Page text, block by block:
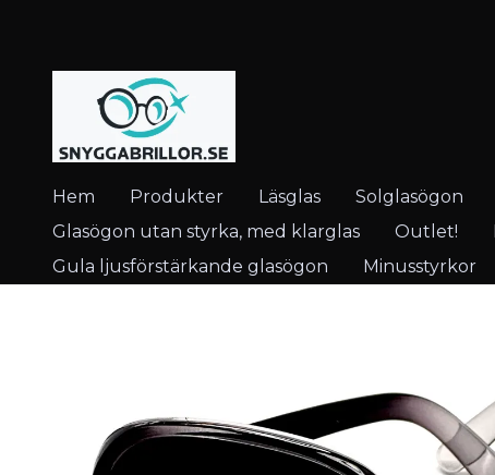
Hem Produkter Läsglas Solglasögon
Glasögon utan styrka, med klarglas
Outlet!
Gula ljusförstärkande glasögon
Minusstyrkor